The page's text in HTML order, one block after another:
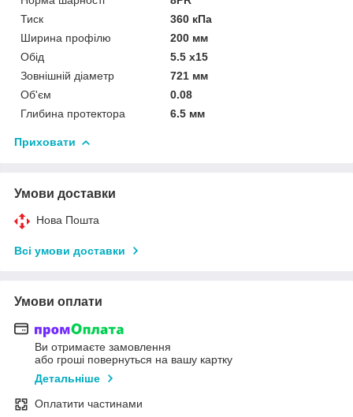
Тиск
360 кПа
Ширина профілю
200 мм
Обід
5.5 x15
Зовнішній діаметр
721 мм
Об'єм
0.08
Глибина протектора
6.5 мм
Приховати
Умови доставки
Нова Пошта
Всі умови доставки
Умови оплати
Ви отримаєте замовлення
або гроші повернуться на вашу картку
Детальніше
Оплатити частинами